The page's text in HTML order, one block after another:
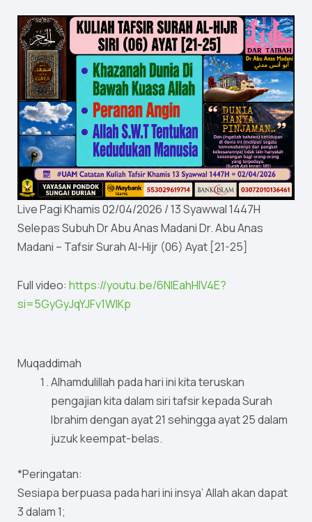
Live Pagi Khamis 02/04/2026 / 13 Syawwal 1447H
Selepas Subuh Dr Abu Anas Madani Dr. Abu Anas
Madani – Tafsir Surah Al-Hijr (06) Ayat [21-25]
Full video: https://youtu.be/6NlEahHlV4E?
si=5GyGyJqYJFv1WIKp
Muqaddimah
Alhamdulillah pada hari ini kita teruskan
pengajian kita dalam siri tafsir kepada Surah
Ibrahim dengan ayat 21 sehingga ayat 25 dalam
juzuk keempat-belas.
*Peringatan:
Sesiapa berpuasa pada hari ini insya’ Allah akan dapat
3 dalam 1;